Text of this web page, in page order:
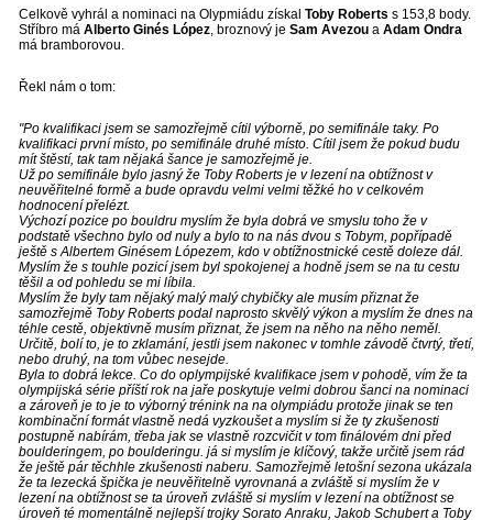
Celkově vyhrál a nominaci na Olypmiádu získal Toby Roberts s 153,8 body.
Stříbro má Alberto Ginés López, broznový je Sam Avezou a Adam Ondra
má bramborovou.
Řekl nám o tom:
"Po kvalifikaci jsem se samozřejmě cítil výborně, po semifinále taky. Po
kvalifikaci první místo, po semifinále druhé místo. Cítil jsem že pokud budu
mít štěstí, tak tam nějaká šance je samozřejmě je.
Už po semifinále bylo jasný že Toby Roberts je v lezení na obtížnost v
neuvěřitelné formě a bude opravdu velmi velmi těžké ho v celkovém
hodnocení přelézt.
Výchozí pozice po bouldru myslím že byla dobrá ve smyslu toho že v
podstatě všechno bylo od nuly a bylo to na nás dvou s Tobym, popřípadě
ještě s Albertem Ginésem Lópezem, kdo v obtížnostnické cestě doleze dál.
Myslím že s touhle pozicí jsem byl spokojenej a hodně jsem se na tu cestu
těšil a od pohledu se mi líbila.
Myslím že byly tam nějaký malý malý chybičky ale musím přiznat že
samozřejmě Toby Roberts podal naprosto skvělý výkon a myslím že dnes na
téhle cestě, objektivně musím přiznat, že jsem na něho na něho neměl.
Určitě, bolí to, je to zklamání, jestli jsem nakonec v tomhle závodě čtvrtý, třetí,
nebo druhý, na tom vůbec nesejde.
Byla to dobrá lekce. Co do oplympijské kvalifikace jsem v pohodě, vím že ta
olympijská série příští rok na jaře poskytuje velmi dobrou šanci na nominaci
a zároveň je to je to výborný trénink na na olympiádu protože jinak se ten
kombinační formát vlastně nedá vyzkoušet a myslím si že ty zkušenosti
postupně nabírám, třeba jak se vlastně rozcvičit v tom finálovém dni před
boulderingem, po boulderingu. já si myslím je klíčový, takže určitě jsem rád
že ještě pár těchhle zkušenosti naberu. Samozřejmě letošní sezona ukázala
že ta lezecká špička je neuvěřitelně vyrovnaná a zvláště si myslím že v
lezení na obtížnost se ta úroveň zvláště si myslím v lezení na obtížnost se
úroveň té momentálně nejlepší trojky Sorato Anraku, Jakob Schubert a Toby